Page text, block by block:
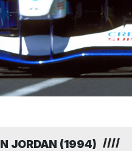
JORDAN (1994)